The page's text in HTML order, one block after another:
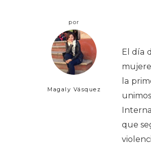
por
Magaly Vásquez
El día
la
que